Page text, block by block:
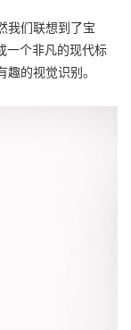
我们联想到了宝
一个非凡的现代标
的视觉识别。